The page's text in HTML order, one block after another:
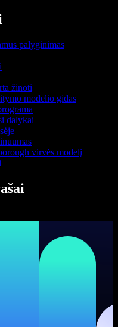
palyginimas
žinoti
modelio gidas
dalykai
virvės modelį